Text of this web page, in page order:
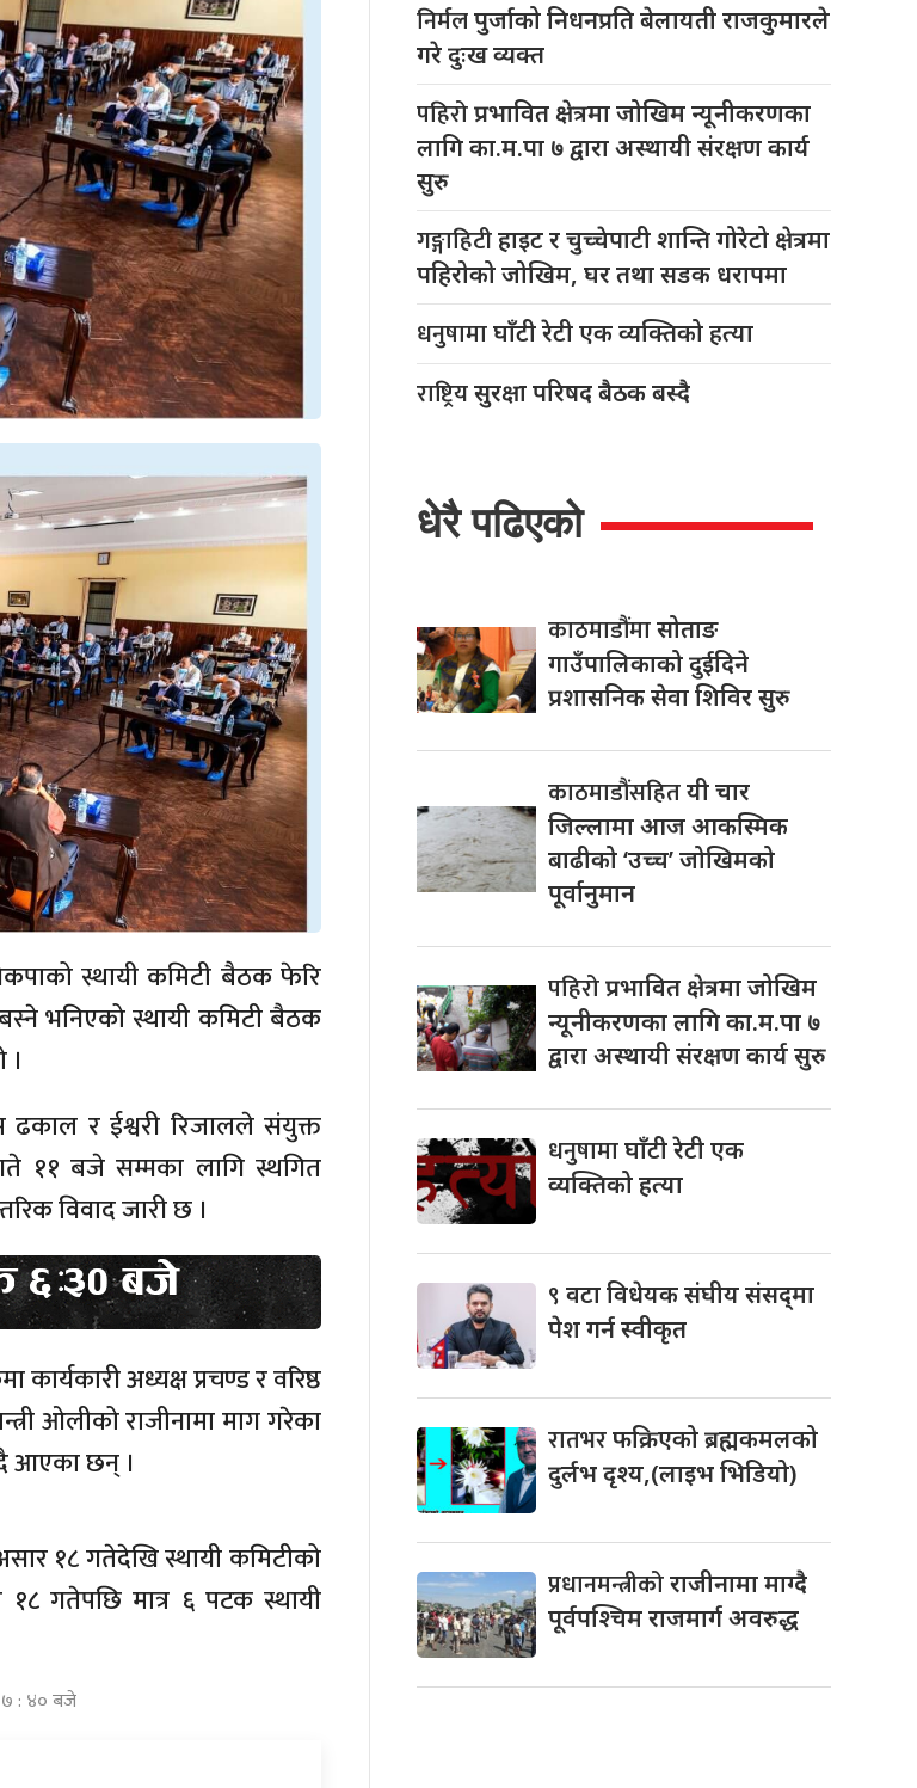
स्थायी कमिटी बैठक फेरि
भनिएको स्थायी कमिटी बैठक
ढकाल र ईश्वरी रिजालले संयुक्त
११ बजे सम्मका लागि स्थगित
विवाद जारी छ ।
अध्यक्ष प्रचण्ड र वरिष्ठ
ओलीको राजीनामा माग गरेका
आएका छन् ।
१८ गतेदेखि स्थायी कमिटीको
गतेपछि मात्र ६ पटक स्थायी
७ : ४० बजे
निर्मलपुर्जाको निधनप्रति बेलायती राजकुमारले
गरे दुःख व्यक्त
पहिरोप्रभावित क्षेत्रमा जोखिम न्यूनीकरणका
लागि का.म.पा ७ द्वारा अस्थायी संरक्षण कार्य
सुरु
गङ्गाहिटीहाइट र चुच्चेपाटी शान्ति गोरेटो क्षेत्रमा
पहिरोको जोखिम, घर तथा सडक धरापमा
धनुषामाघाँटी रेटी एक व्यक्तिको हत्या
राष्ट्रियसुरक्षा परिषद बैठक बस्दै
धेरै पढिएको
काठमाडौंमासोताङ
गाउँपालिकाको दुईदिने
प्रशासनिक सेवा शिविर सुरु
काठमाडौंसहितयी चार
जिल्लामा आज आकस्मिक
बाढीको ‘उच्च’ जोखिमको
पूर्वानुमान
पहिरोप्रभावित क्षेत्रमा जोखिम
न्यूनीकरणका लागि का.म.पा ७
द्वारा अस्थायी संरक्षण कार्य सुरु
धनुषामाघाँटी रेटी एक
व्यक्तिको हत्या
९वटा विधेयक संघीय संसद्‌मा
पेश गर्न स्वीकृत
रातभरफक्रिएको ब्रह्मकमलको
दुर्लभ दृश्य,(लाइभ भिडियो)
प्रधानमन्त्रीकोराजीनामा माग्दै
पूर्वपश्चिम राजमार्ग अवरुद्ध